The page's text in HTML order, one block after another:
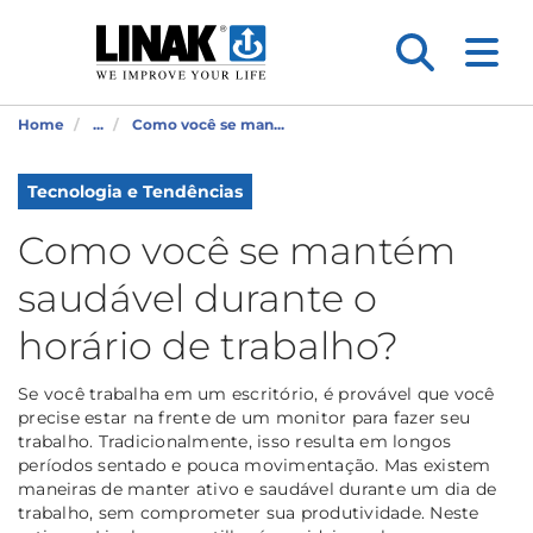
Home ... Como você se man...
Tecnologia e Tendências
Como você se mantém
saudável durante o
horário de trabalho?
Se você trabalha em um escritório, é provável que você
precise estar na frente de um monitor para fazer seu
trabalho. Tradicionalmente, isso resulta em longos
períodos sentado e pouca movimentação. Mas existem
maneiras de manter ativo e saudável durante um dia de
trabalho, sem comprometer sua produtividade. Neste